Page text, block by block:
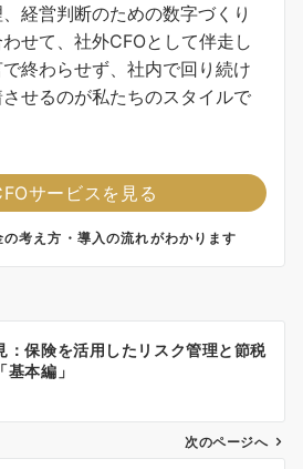
経営判断のための数字づくり
せて、社外CFOとして伴走し
終わらせず、社内で回り続け
せるのが私たちのスタイルで
サービスを見る
考え方・導入の流れがわかります
：保険を活用したリスク管理と節税
基本編」
次のページへ